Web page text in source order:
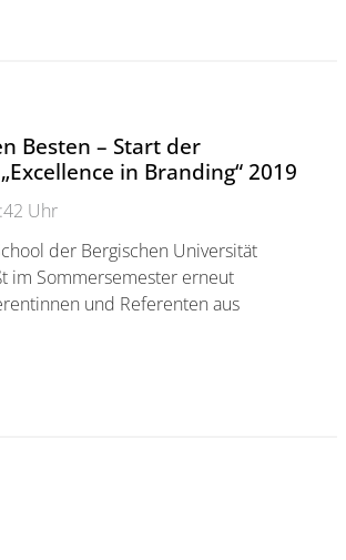
Besten – Start der
in Branding“ 2019
Uhr
der Bergischen Universität
im Sommersemester erneut
und Referenten aus
– Start der Vortragsreihe „Excellence